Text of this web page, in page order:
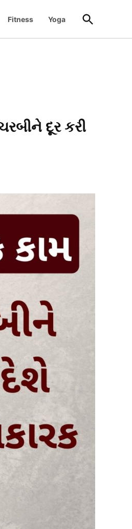
Fitness Yoga
Open
Search
દૂર કરી